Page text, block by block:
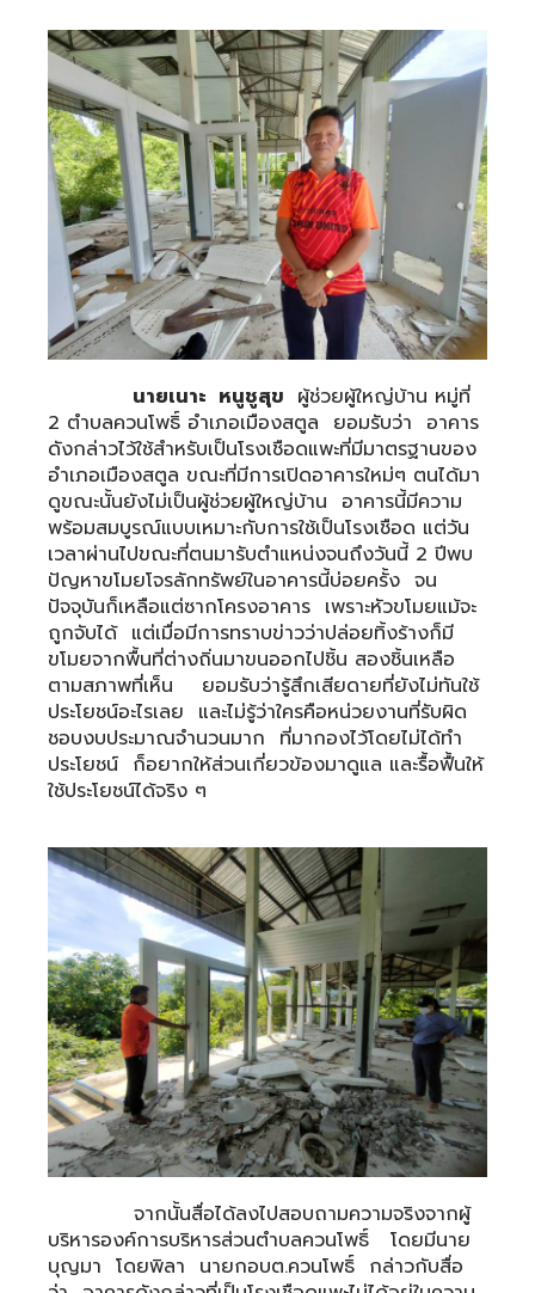
นายเนาะ หนูชูสุข ผู้ช่วยผู้ใหญ่บ้าน หมู่ที่
2 ตำบลควนโพธิ์ อำเภอเมืองสตูล ยอมรับว่า อาคาร
ดังกล่าวไว้ใช้สำหรับเป็นโรงเชือดแพะที่มีมาตรฐานของ
อำเภอเมืองสตูล ขณะที่มีการเปิดอาคารใหม่ๆ ตนได้มา
ดูขณะนั้นยังไม่เป็นผู้ช่วยผู้ใหญ่บ้าน อาคารนี้มีความ
พร้อมสมบูรณ์แบบเหมาะกับการใช้เป็นโรงเชือด แต่วัน
เวลาผ่านไปขณะที่ตนมารับตำแหน่งจนถึงวันนี้ 2 ปีพบ
ปัญหาขโมยโจรลักทรัพย์ในอาคารนี้บ่อยครั้ง จน
ปัจจุบันก็เหลือแต่ซากโครงอาคาร เพราะหัวขโมยแม้จะ
ถูกจับได้ แต่เมื่อมีการทราบข่าวว่าปล่อยทิ้งร้างก็มี
ขโมยจากพื้นที่ต่างถิ่นมาขนออกไปชิ้น สองชิ้นเหลือ
ตามสภาพที่เห็น ยอมรับว่ารู้สึกเสียดายที่ยังไม่ทันใช้
ประโยชน์อะไรเลย และไม่รู้ว่าใครคือหน่วยงานที่รับผิด
ชอบงบประมาณจำนวนมาก ที่มากองไว้โดยไม่ได้ทำ
ประโยชน์ ก็อยากให้ส่วนเกี่ยวข้องมาดูแล และรื้อฟื้นให้
ใช้ประโยชน์ได้จริง ๆ
จากนั้นสื่อได้ลงไปสอบถามความจริงจากผู้
บริหารองค์การบริหารส่วนตำบลควนโพธิ์ โดยมีนาย
บุญมา โดยพิลา นายกอบต.ควนโพธิ์ กล่าวกับสื่อ